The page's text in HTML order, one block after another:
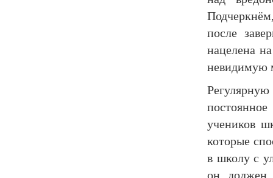
после
нацелена
невидимую
учеников
которые
в школу с
он должен